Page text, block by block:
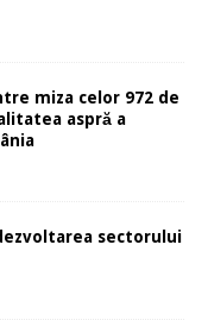
miza celor 972 de
aspră a
sectorului